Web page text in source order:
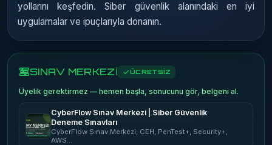
yollarını keşfedin. Siber güvenlik alanındaki en iyi
uygulamalar ve ipuçlarıyla donanın.
SINAV MERKEZİ ÜCRETSİZ
Üyelik gerektirmez — hemen başla, sonucunu gör, belgeni al.
CyberFlow Sınav Merkezi | Siber Güvenlik
Deneme Sınavları
CyberFlow Sınav Merkezi; CEH, PenTest+, Security+,
AWS…